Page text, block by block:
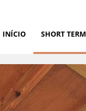
INÍCIO SHORT TERM